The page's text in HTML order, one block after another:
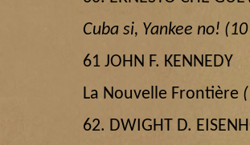
Cuba si, Yankee no! (10
61 JOHN F. KENNEDY
La Nouvelle Frontière
62. DWIGHT D.